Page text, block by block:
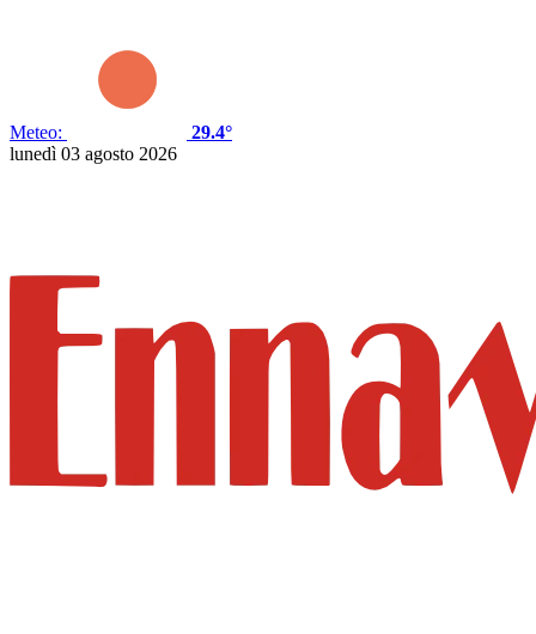
Meteo:
29.4°
lunedì 03 agosto 2026